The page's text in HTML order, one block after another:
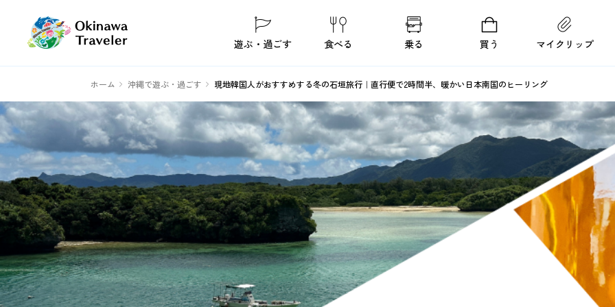
遊ぶ・過ごす 食べる 乗る 買う マイクリップ
ホーム 沖縄で遊ぶ・過ごす 現地韓国人がおすすめする冬の石垣旅行｜直行便で2時間半、暖かい日本南国のヒーリング